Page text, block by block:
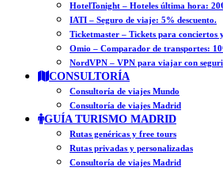
HotelTonight – Hoteles última hora:
IATI – Seguro de viaje: 5% descuento.
Ticketmaster – Tickets para conciertos
Omio – Comparador de transportes:
NordVPN – VPN para viajar con
CONSULTORÍA
Consultoría de viajes Mundo
Consultoría de viajes Madrid
GUÍA TURISMO MADRID
Rutas genéricas y free tours
Rutas privadas y personalizadas
Consultoría de viajes Madrid